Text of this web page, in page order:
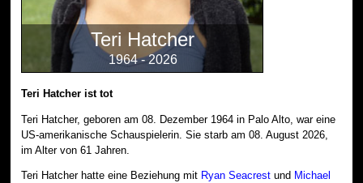
Teri Hatcher
1964 - 2026
Teri Hatcher ist tot
Teri Hatcher, geboren am 08. Dezember 1964 in Palo Alto, war eine
US-amerikanische Schauspielerin. Sie starb am 08. August 2026,
im Alter von 61 Jahren.
Teri Hatcher hatte eine Beziehung mit Ryan Seacrest und Michael